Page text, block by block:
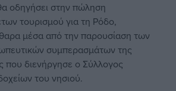
οδηγήσει στην πώληση
τουρισμού για τη Ρόδο,
μέσα από την παρουσίαση των
συμπερασμάτων της
που διενήργησε ο Σύλλογος
του νησιού.